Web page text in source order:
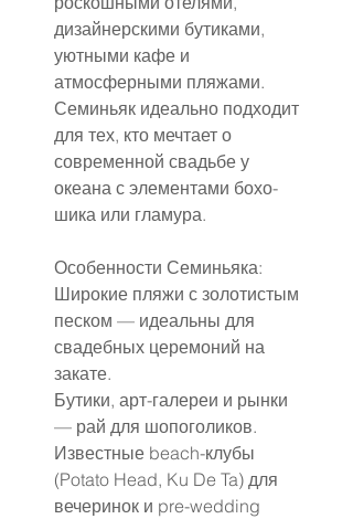
дизайнерскими бутиками,
уютными кафе и
атмосферными пляжами.
Семиньяк идеально подходит
для тех, кто мечтает о
современной свадьбе у
океана с элементами бохо-
шика или гламура.
Особенности Семиньяка:
Широкие пляжи с золотистым
песком — идеальны для
свадебных церемоний на
закате.
Бутики, арт-галереи и рынки
— рай для шопоголиков.
Известные beach-клубы
(Potato Head, Ku De Ta) для
вечеринок и pre-wedding